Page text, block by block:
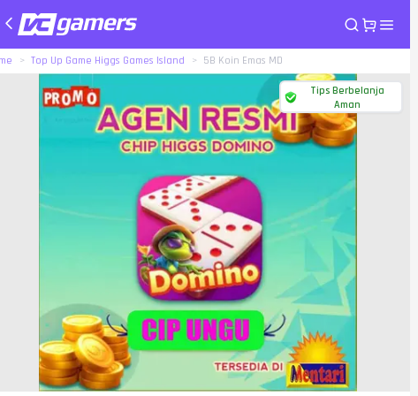
Top Up Game Higgs Games Island 5B Koin Emas MD
Tips Berbelanja
Aman